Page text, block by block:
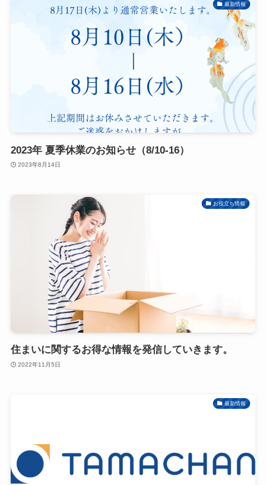
最新情報
2023年 夏季休業のお知らせ（8/10-16）
2023年8月14日
お役立ち情報
住まいに関するお得な情報を発信していきます。
2022年11月5日
最新情報